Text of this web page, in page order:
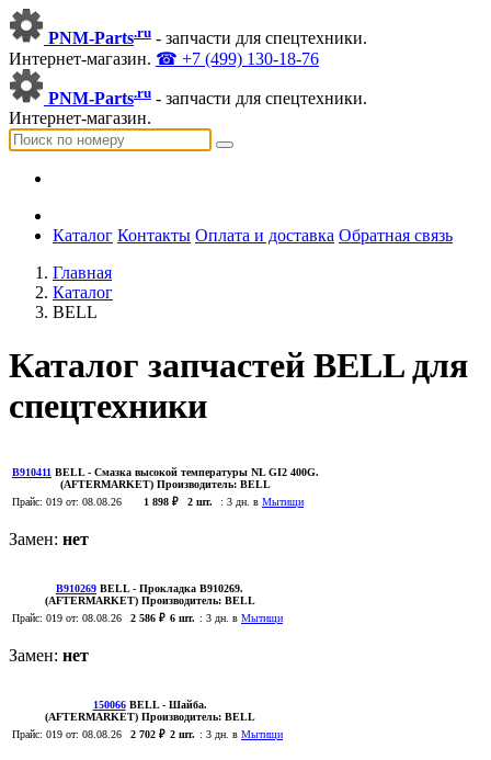
PNM-Parts.ru - запчасти для спецтехники.
Интернет-магазин. ☎ +7 (499) 130-18-76
PNM-Parts.ru - запчасти для спецтехники.
Интернет-магазин.
Каталог Контакты Оплата и доставка Обратная связь
Главная
Каталог
BELL
Каталог запчастей BELL для
спецтехники
B910411 BELL- Смазка высокой температуры NL GI2 400G.
(AFTERMARKET) Производитель: BELL
Прайс: 019 от: 08.08.26 1 898 ₽ 2 шт. : 3 дн. в Мытищи
Замен: нет
B910269 BELL- Прокладка B910269.
(AFTERMARKET)Производитель: BELL
Прайс: 019 от: 08.08.26 2 586 ₽ 6 шт. : 3 дн. в Мытищи
Замен: нет
150066 BELL- Шайба.
(AFTERMARKET)Производитель: BELL
Прайс: 019 от: 08.08.26 2 702 ₽ 2 шт. : 3 дн. в Мытищи